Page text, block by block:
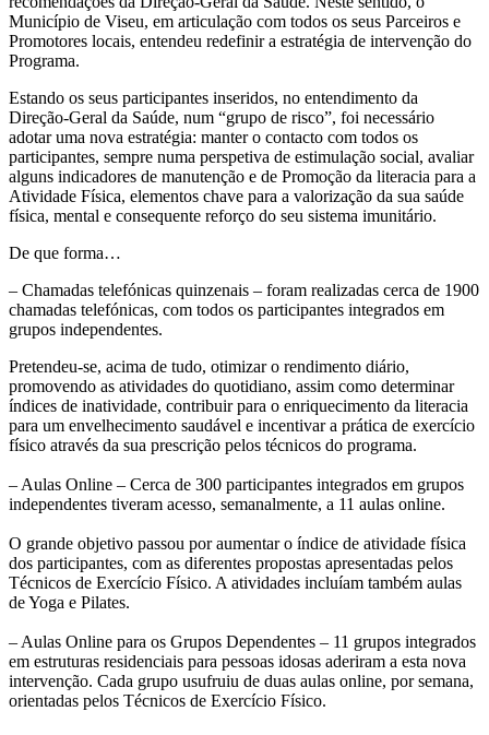
Município de Viseu, em articulação com todos os seus Parceiros e
Promotores locais, entendeu redefinir a estratégia de intervenção do
Programa.
Estando os seus participantes inseridos, no entendimento da
Direção-Geral da Saúde, num “grupo de risco”, foi necessário
adotar uma nova estratégia: manter o contacto com todos os
participantes, sempre numa perspetiva de estimulação social, avaliar
alguns indicadores de manutenção e de Promoção da literacia para a
Atividade Física, elementos chave para a valorização da sua saúde
física, mental e consequente reforço do seu sistema imunitário.
De que forma…
– Chamadas telefónicas quinzenais – foram realizadas cerca de 1900
chamadas telefónicas, com todos os participantes integrados em
grupos independentes.
Pretendeu-se, acima de tudo, otimizar o rendimento diário,
promovendo as atividades do quotidiano, assim como determinar
índices de inatividade, contribuir para o enriquecimento da literacia
para um envelhecimento saudável e incentivar a prática de exercício
físico através da sua prescrição pelos técnicos do programa.
– Aulas Online – Cerca de 300 participantes integrados em grupos
independentes tiveram acesso, semanalmente, a 11 aulas online.
O grande objetivo passou por aumentar o índice de atividade física
dos participantes, com as diferentes propostas apresentadas pelos
Técnicos de Exercício Físico. A atividades incluíam também aulas
de Yoga e Pilates.
– Aulas Online para os Grupos Dependentes – 11 grupos integrados
em estruturas residenciais para pessoas idosas aderiram a esta nova
intervenção. Cada grupo usufruiu de duas aulas online, por semana,
orientadas pelos Técnicos de Exercício Físico.